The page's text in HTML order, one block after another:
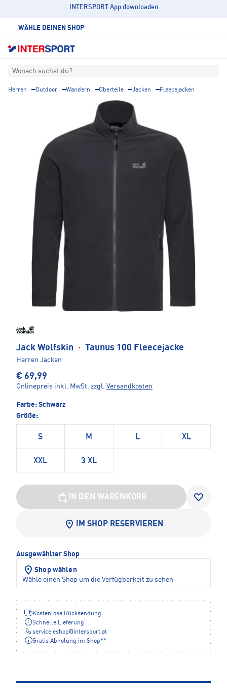
INTERSPORT App downloaden
WÄHLE DEINEN SHOP
Wonach suchst du?
Herren Outdoor Wandern Oberteile Jacken Fleecejacken
Jack Wolfskin · Taunus 100 Fleecejacke
Herren Jacken
€ 69,99
Onlinepreis inkl. MwSt. zzgl. Versandkosten
Farbe: Schwarz
Größe:
S M L XL
XXL 3 XL
IN DEN WARENKORB
IM SHOP RESERVIEREN
Ausgewählter Shop
Shop wählen
Wähle einen Shop um die Verfügbarkeit zu sehen
Kostenlose Rücksendung
Schnelle Lieferung
service.eshop@ intersport.at
Gratis Abholung im Shop**